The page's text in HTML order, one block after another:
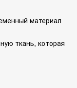
материал
ткань, которая